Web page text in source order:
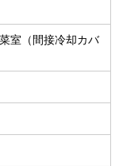
室（間接冷却カバ